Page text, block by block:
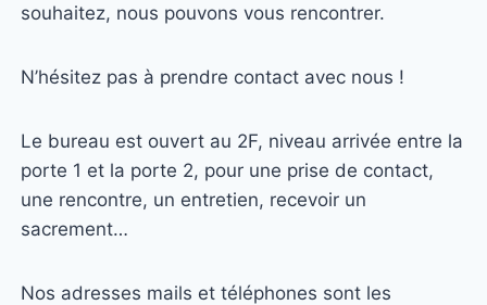
souhaitez, nous pouvons vous rencontrer.
N’hésitez pas à prendre contact avec nous !
Le bureau est ouvert au 2F, niveau arrivée entre la
porte 1 et la porte 2, pour une prise de contact,
une rencontre, un entretien, recevoir un
sacrement…
Nos adresses mails et téléphones sont les